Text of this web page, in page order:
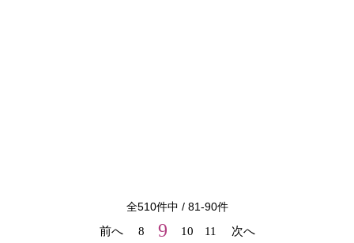
全510件中 / 81-90件
前へ
8 9 10 11 次へ